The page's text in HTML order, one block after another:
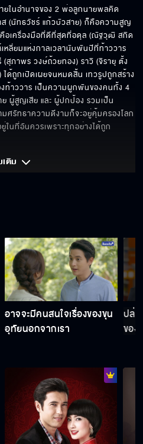
ยในอำนาจของ 2 พ่อลูกนายพลคิด
(นัทธวัชร์ แก้วบัวสาย) ก็คือความสูญ
อเครื่องมือที่ดีที่สุดที่อดุล (ณัฐวุฒิ สกิด
หลี่ยมแห่งกาลเวลานับพันปีที่ท้าววาร
ภาพร วงษ์ถ้วยทอง) ราวิ (จิรายุ ตั้ง
ด้ถูกเปิดเผยจนหมดสิ้น เทวรูปถูกสร้าง
ท้าววาร เป็นความผูกพันของคนทั้ง 4
ผู้สูญเสีย และ ผู้ปกป้อง รวมเป็น
ศรัทธาความดีงามก็จะอยู่คุ้มครองโลก
ในที่อันควรเพราะทุกอย่างได้ถูก
ติม
อาจจะมีคนสนใจเรื่องของขุน
อุทัยนอกจากเรา
ปล่อ
ของ